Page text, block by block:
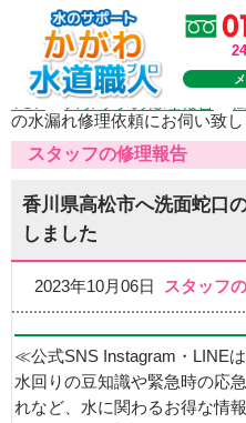
TOP>スタッフの修理報告
の水漏れ修理依頼にお伺い致し
スタッフの修理報告
香川県高松市へ洗面蛇口
しました
2023年10月06日 スタッフ
≪公式SNS Instagram・LINE
水回りの豆知識や緊急時の応
れなど、水に関わるお得な情